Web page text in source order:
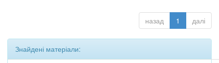
назад 1 далі
Знайдені матеріали: